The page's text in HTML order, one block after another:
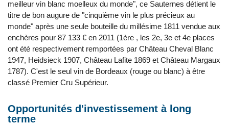
meilleur vin blanc moelleux du monde", ce Sauternes détient le
titre de bon augure de "cinquième vin le plus précieux au
monde" après une seule bouteille du millésime 1811 vendue aux
enchères pour 87 133 € en 2011 (1ère , les 2e, 3e et 4e places
ont été respectivement remportées par Château Cheval Blanc
1947, Heidsieck 1907, Château Lafite 1869 et Château Margaux
1787). C'est le seul vin de Bordeaux (rouge ou blanc) à être
classé Premier Cru Supérieur.
Opportunités d'investissement à long
terme